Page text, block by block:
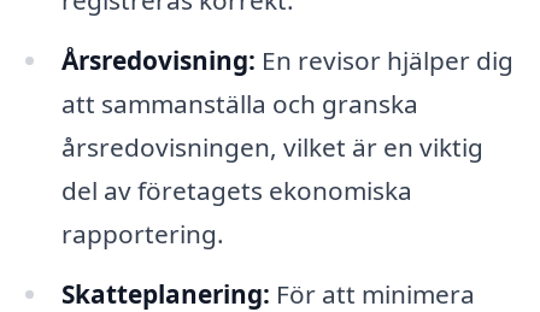
Årsredovisning: En revisor hjälper dig
att sammanställa och granska
årsredovisningen, vilket är en viktig
del av företagets ekonomiska
rapportering.
Skatteplanering: För att minimera